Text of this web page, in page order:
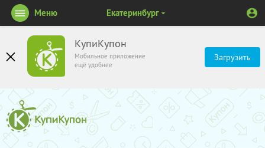
КупиКупон
Мобильное приложение
ещё удобнее
Загрузить
Меню Екатеринбург